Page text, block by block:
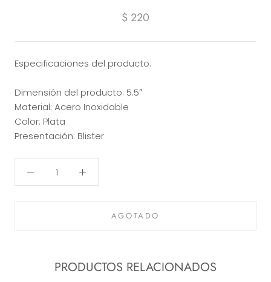
$ 220
Especificaciones del producto:
Dimensión del producto: 5.5″
Material: Acero Inoxidable
Color: Plata
Presentación: Blister
AGOTADO
PRODUCTOS RELACIONADOS